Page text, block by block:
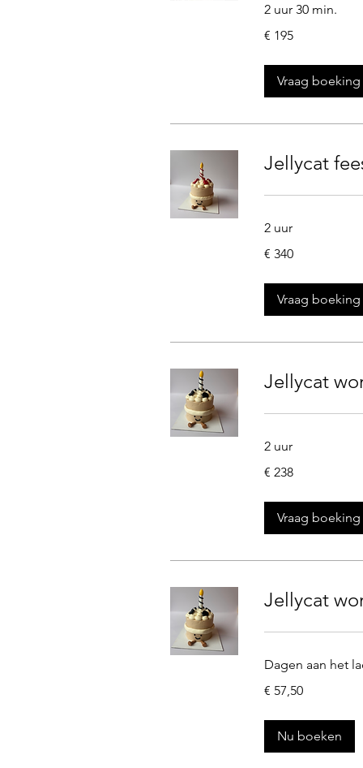
2 uur 30 min.
euro
€ 195
Vraag boeking
Jellycat
2 uur
euro
€ 340
Vraag boeking
Jellycat
2 uur
euro
€ 238
Vraag boeking
Jellycat
Dagen aan het
euro
€ 57,50
Nu boeken